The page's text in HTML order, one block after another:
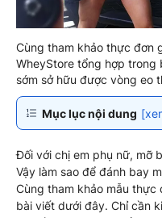
Cùng tham khảo thực đơn
WheyStore tổng hợp
sớm sở hữu được vòng eo
Mục lục nội dung
Đối với chị em phụ nữ, mỡ
Vậy làm sao để đánh bay
Cùng tham khảo mẫu thực
bài viết dưới đây. Chỉ cần